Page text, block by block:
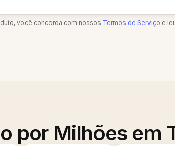
você concorda com nossos Termos de Serviço e
por Milhões em